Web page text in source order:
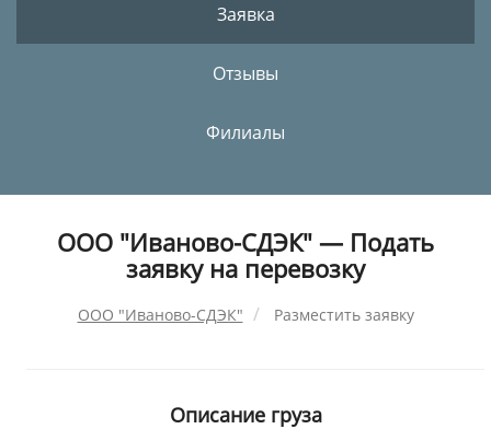
Заявка
Отзывы
Филиалы
ООО "Иваново-СДЭК" — Подать
заявку на перевозку
ООО "Иваново-СДЭК" Разместить заявку
Описание груза